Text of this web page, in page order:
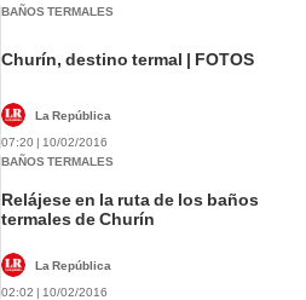
BAÑOS TERMALES
Churín, destino termal | FOTOS
La República
07:20 | 10/02/2016
BAÑOS TERMALES
Relájese en la ruta de los baños
termales de Churín
La República
02:02 | 10/02/2016